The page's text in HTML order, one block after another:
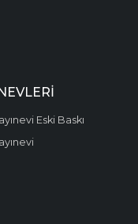
Eski Baskı